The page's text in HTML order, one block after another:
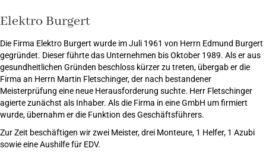
Elektro Burgert
Die Firma Elektro Burgert wurde im Juli 1961 von Herrn Edmund Burgert
gegründet. Dieser führte das Unternehmen bis Oktober 1989. Als er aus
gesundheitlichen Gründen beschloss kürzer zu treten, übergab er die
Firma an Herrn Martin Fletschinger, der nach bestandener
Meisterprüfung eine neue Herausforderung suchte. Herr Fletschinger
agierte zunächst als Inhaber. Als die Firma in eine GmbH um firmiert
wurde, übernahm er die Funktion des Geschäftsführers.
Zur Zeit beschäftigen wir zwei Meister, drei Monteure, 1 Helfer, 1 Azubi
sowie eine Aushilfe für EDV.